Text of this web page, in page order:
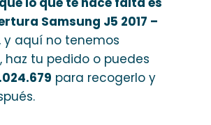
Samsung J5 2017 –
y aquí no tenemos
haz tu pedido o puedes
para recogerlo y